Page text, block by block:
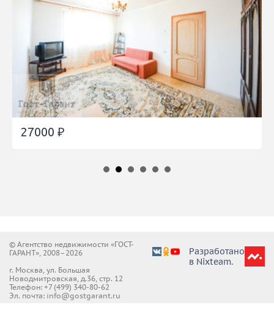
27000 ₽
Разработано
в Nixteam.
© Агентство недвижимости «ГОСТ-
ГАРАНТ», 2008–2026
г. Москва, ул. Большая
Новодмитровская, д.36, стр. 12
Телефон: +7 (499) 340-80-62
Эл. почта: info@gostgarant.ru